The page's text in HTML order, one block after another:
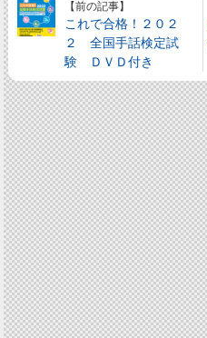
【前の記事】
これで合格！２０２
２ 全国手話検定試
験 ＤＶＤ付き